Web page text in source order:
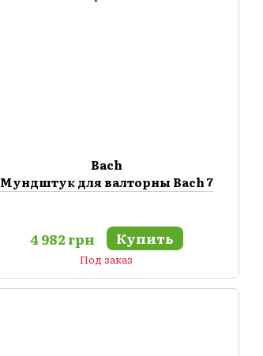
Bach
Мундштук для валторны Bach 7
4 982 грн Купить
Под заказ